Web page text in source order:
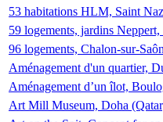
53 habitations HLM, Saint
59 logements, jardins
96 logements, Chalon-sur-
Aménagement d'un quartier,
Aménagement d’un îlot,
Art Mill Museum, Doha